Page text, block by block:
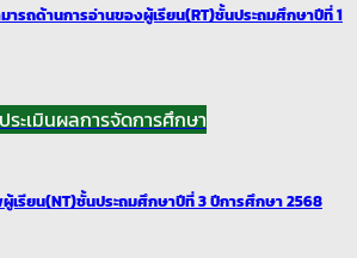
ารถด้านการอ่านของผู้เรียน(RT)ชั้นประถมศึกษาปีที่ 1
ะเมินผลการจัดการศึกษา
เรียน(NT)ชั้นประถมศึกษาปีที่ 3 ปีการศึกษา 2568